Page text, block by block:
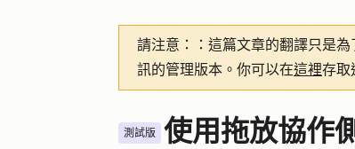
請注意：
：這篇文章的翻譯只是
訊的管理版本。你可以在這裡存取
測試版 使用拖放協作